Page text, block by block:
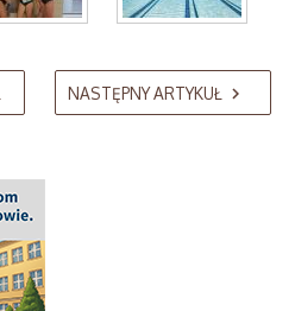
Kekeljevic.NASTĘPNY ARTYKUŁ